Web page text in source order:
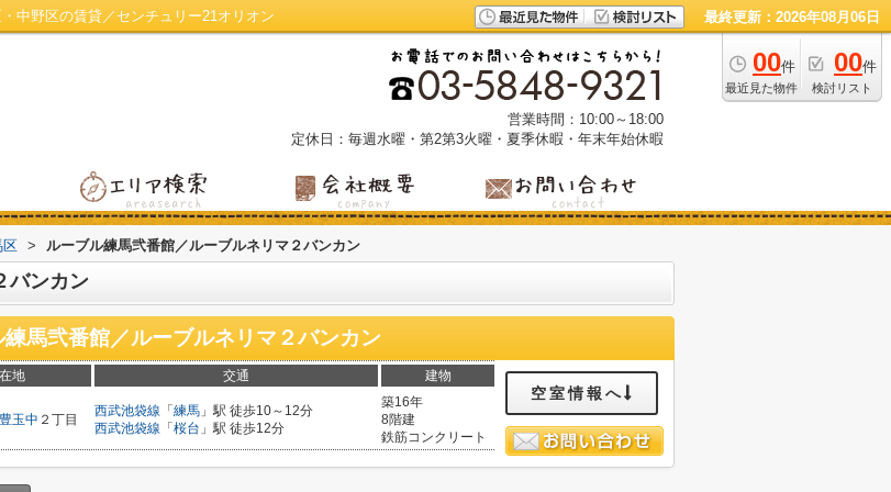
中野区の賃貸／センチュリー21オリオン 最終更新：2026年08月06日
00件
最近見た物件
00件
検討リスト
営業時間：10:00～18:00
定休日：毎週水曜・第2第3火曜・夏季休暇・年末年始休暇
区 > ルーブル練馬弐番館／ルーブルネリマ２バンカン
バンカン
練馬弐番館／ルーブルネリマ２バンカン
地 交通 建物
豊玉中 ２丁目
西武池袋線 「 練馬 」駅 徒歩10～12分
西武池袋線 「 桜台 」駅 徒歩12分
築16年
8階建
鉄筋コンクリート
空室情報へ